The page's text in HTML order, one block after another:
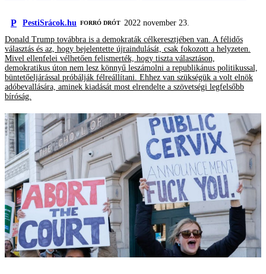
P PestiSrácok.hu FORRÓ DRÓT 2022 november 23.
Donald Trump továbbra is a demokraták célkeresztjében van. A félidős
választás és az, hogy bejelentette újraindulását, csak fokozott a helyzeten.
Mivel ellenfelei vélhetően felismerték, hogy tiszta választáson,
demokratikus úton nem lesz könnyű leszámolni a republikánus politikussal,
büntetőeljárással próbálják félreállítani. Ehhez van szükségük a volt elnök
adóbevallására, aminek kiadását most elrendelte a szövetségi legfelsőbb
bíróság.